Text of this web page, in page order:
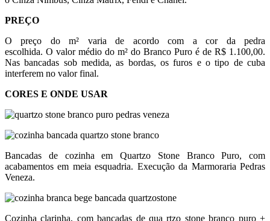
PREÇO
O preço do m² varia de acordo com a cor da pedra
escolhida. O valor médio do m² do Branco Puro é de R$ 1.100,00.
Nas bancadas sob medida, as bordas, os furos e o tipo de cuba
interferem no valor final.
CORES E ONDE USAR
Bancadas de cozinha em Quartzo Stone Branco Puro, com
acabamentos em meia esquadria. Execução da Marmoraria Pedras
Veneza.
Cozinha clarinha, com bancadas de qua rtzo stone branco puro +